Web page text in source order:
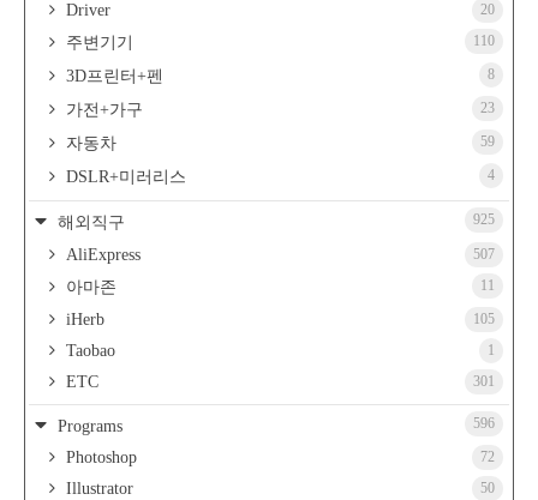
Driver 20
주변기기 110
3D프린터+펜 8
가전+가구 23
자동차 59
DSLR+미러리스 4
해외직구 925
AliExpress 507
아마존 11
iHerb 105
Taobao 1
ETC 301
Programs 596
Photoshop 72
Illustrator 50